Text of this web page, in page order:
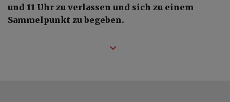
und 11 Uhr zu verlassen und sich zu einem
Sammelpunkt zu begeben.